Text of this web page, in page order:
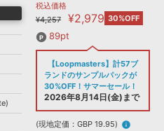
音楽カード
楽曲配信流通 サービス
無償のサウンド管理ソフト
フェクト
DAW 効果音
税込価格
¥4,257
¥2,979 30%OFF
89pt
【Loopmasters】計57ブ
ランドのサンプルパックが
30%OFF！サマーセール！
2026年8月14日(金)まで
(現地定価：GBP 19.95) info